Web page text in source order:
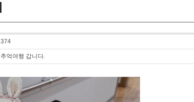
374
추억여행 갑니다.